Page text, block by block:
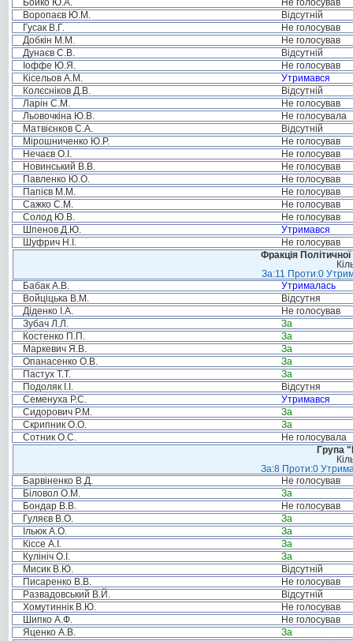
Бойко Ю.А.
Не голосував
Воропаєв Ю.М.
Відсутній
Гусак В.Г.
Не голосував
Добкін М.М.
Не голосував
Дунаєв С.В.
Відсутній
Іоффе Ю.Я.
Не голосував
Кісельов А.М.
Утримався
Колєсніков Д.В.
Відсутній
Ларін С.М.
Не голосував
Льовочкіна Ю.В.
Не голосувала
Матвієнков С.А.
Відсутній
Мірошниченко Ю.Р.
Не голосував
Нечаєв О.І.
Не голосував
Новинський В.В.
Не голосував
Павленко Ю.О.
Не голосував
Папієв М.М.
Не голосував
Сажко С.М.
Не голосував
Солод Ю.В.
Не голосував
Шпенов Д.Ю.
Утримався
Шуфрич Н.І.
Не голосував
Фракція
За:11 Проти:0
Бабак А.В.
Утрималась
Войціцька В.М.
Відсутня
Діденко І.А.
Не голосував
Зубач Л.Л.
За
Костенко П.П.
За
Маркевич Я.В.
За
Опанасенко О.В.
За
Пастух Т.Т.
За
Подоляк І.І.
Відсутня
Семенуха Р.С.
Утримався
Сидорович Р.М.
За
Скрипник О.О.
За
Сотник О.С.
Не голосувала
Група
За:8 Проти:0
Барвіненко В.Д.
Не голосував
Біловол О.М.
За
Бондар В.В.
Не голосував
Гуляєв В.О.
За
Ільюк А.О.
За
Кіссе А.І.
За
Кулініч О.І.
За
Мисик В.Ю.
Відсутній
Писаренко В.В.
Не голосував
Развадовський В.Й.
Відсутній
Хомутиннік В.Ю.
Не голосував
Шипко А.Ф.
Не голосував
Яценко А.В.
За